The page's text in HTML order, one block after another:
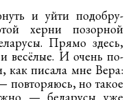
и уйти подобру-
херни позорной
Прямо здесь,
весёлые. И очень по-
как писала мне Вера:
но такое
— беларусы уже